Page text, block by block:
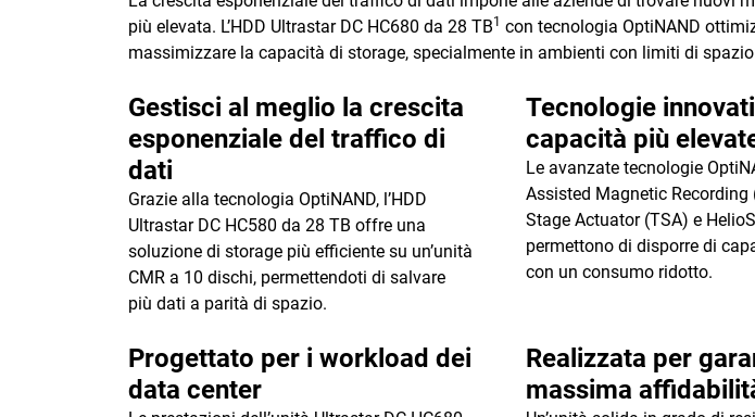
più elevata. L’HDD Ultrastar DC HC680 da 28 TB1 con tecnologia OptiNAND
massimizzare la capacità di storage, specialmente in ambienti con limiti di
Gestisci al meglio la crescita
esponenziale del traffico di
dati
Grazie alla tecnologia OptiNAND, l’HDD
Ultrastar DC HC580 da 28 TB offre una
soluzione di storage più efficiente su un’unità
CMR a 10 dischi, permettendoti di salvare
più dati a parità di spazio.
Tecnologie
capacità più
Le avanzate tecnologie
Assisted Magnetic Recording
Stage Actuator (TSA) e
permettono di disporre di
con un consumo ridotto.
Progettato per i workload dei
data center
Realizzata per
massima